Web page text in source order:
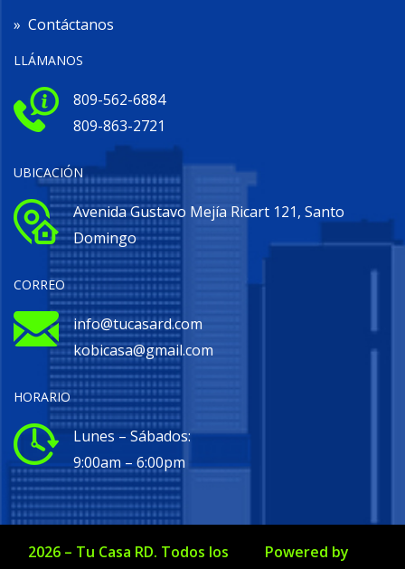
» Contáctanos
LLÁMANOS
809-562-6884
809-863-2721
UBICACIÓN
Avenida Gustavo Mejía Ricart 121, Santo
Domingo
CORREO
info@tucasard.com
kobicasa@gmail.com
HORARIO
Lunes – Sábados:
9:00am – 6:00pm
2026 – Tu Casa RD. Todos los
Powered by